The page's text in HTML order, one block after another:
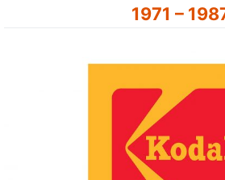
1971 –